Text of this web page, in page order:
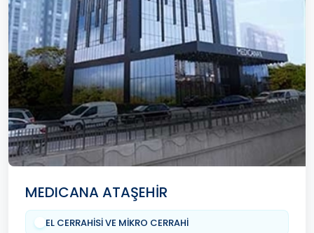
MEDICANA ATAŞEHİR
EL CERRAHİSİ VE MİKRO CERRAHİ